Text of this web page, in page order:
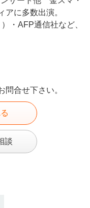
アに多数出演。
・AFP通信社など、
合せ下さい。
談